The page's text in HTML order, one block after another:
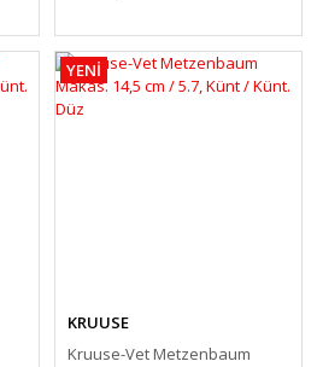
YENİ
KRUUSE
Kruuse-Vet Metzenbaum